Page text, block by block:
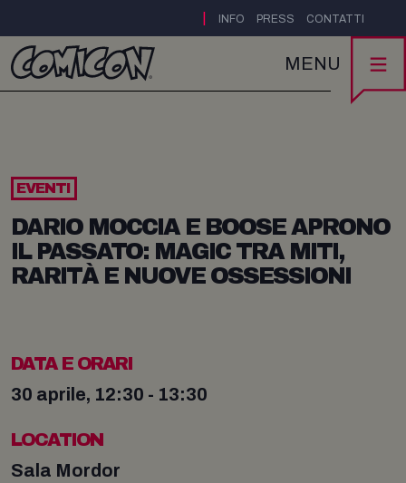
INFO PRESS CONTATTI
MENU
EVENTI
DARIO MOCCIA E BOOSE APRONO
IL PASSATO: MAGIC TRA MITI,
RARITÀ E NUOVE OSSESSIONI
DATA E ORARI
30 aprile, 12:30 - 13:30
LOCATION
Sala Mordor